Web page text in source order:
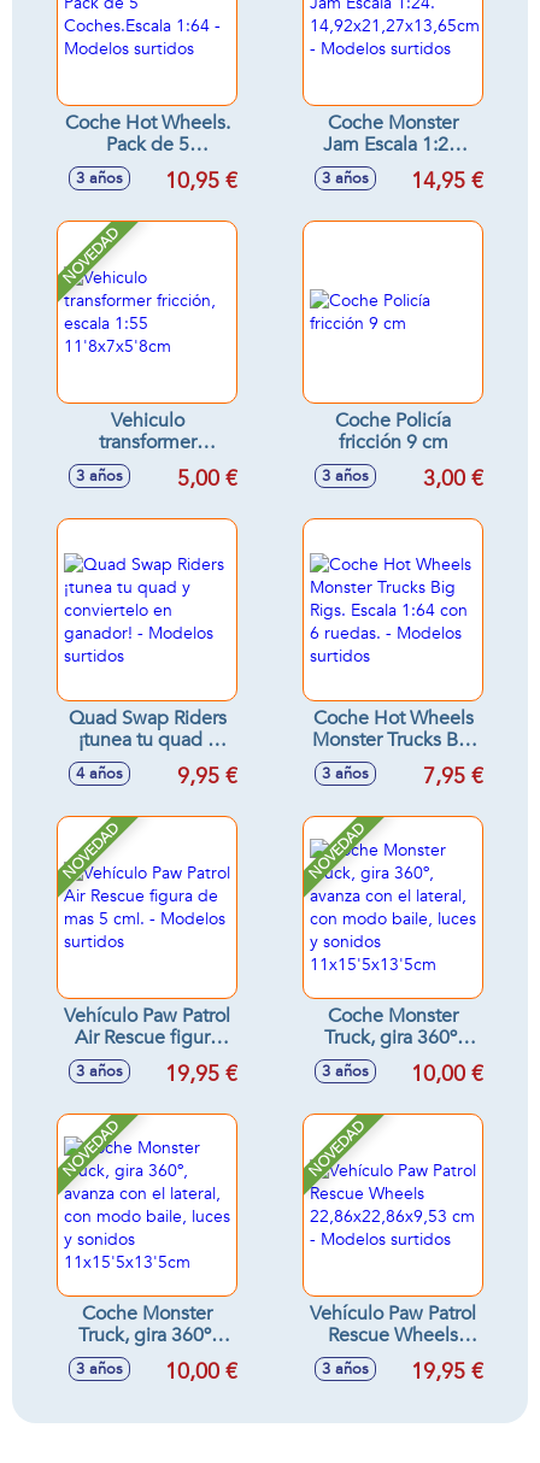
Coche Hot Wheels.
Pack de 5
Coches.Escala 1:64
- Modelos surtidos
3 años 10,95 €
Coche Monster
Jam Escala 1:24.
14,92x21,27x13,65cm
- Modelos surtidos
3 años 14,95 €
NOVEDAD
Vehiculo
transformer
fricción, escala 1:55
11'8x7x5'8cm
3 años 5,00 €
Coche Policía
fricción 9 cm
3 años 3,00 €
Quad Swap Riders
¡tunea tu quad y
conviertelo en
ganador! - Modelos
4 años 9,95 €
Coche Hot Wheels
Monster Trucks Big
Rigs. Escala 1:64
con 6 ruedas. -
3 años 7,95 €
NOVEDAD
Vehículo Paw Patrol
Air Rescue figura
de mas 5 cml. -
Modelos surtidos
3 años 19,95 €
NOVEDAD
Coche Monster
Truck, gira 360º,
avanza con el
lateral, con modo
sonidos
11x15'5x13'5cm
3 años 10,00 €
NOVEDAD
Coche Monster
Truck, gira 360º,
avanza con el
lateral, con modo
sonidos
3 años 10,00 €
NOVEDAD
Vehículo Paw Patrol
Rescue Wheels
22,86x22,86x9,53
cm - Modelos
3 años 19,95 €